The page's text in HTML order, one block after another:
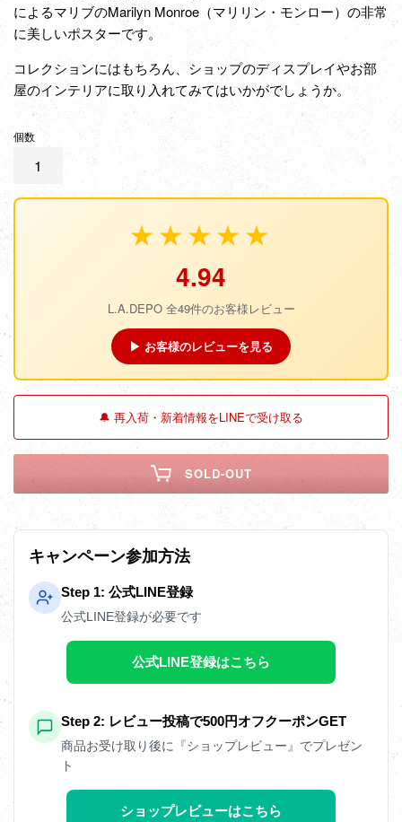
によるマリブのMarilyn Monroe（マリリン・モンロー）の非常
に美しいポスターです。
コレクションにはもちろん、ショップのディスプレイやお部
屋のインテリアに取り入れてみてはいかがでしょうか。
個数
★★★★★
4.94
L.A.DEPO 全49件のお客様レビュー
▶ お客様のレビューを見る
🔔 再入荷・新着情報をLINEで受け取る
SOLD-OUT
キャンペーン参加方法
Step 1: 公式LINE登録
公式LINE登録が必要です
公式LINE登録はこちら
Step 2: レビュー投稿で500円オフクーポンGET
商品お受け取り後に『ショップレビュー』でプレゼン
ト
ショップレビューはこちら